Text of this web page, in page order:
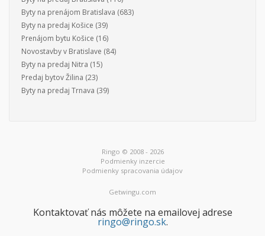
Byty na prenájom Bratislava (683)
Byty na predaj Košice (39)
Prenájom bytu Košice (16)
Novostavby v Bratislave (84)
Byty na predaj Nitra (15)
Predaj bytov Žilina (23)
Byty na predaj Trnava (39)
Ringo © 2008 - 2026
Podmienky inzercie
Podmienky spracovania údajov
Getwingu.com
Kontaktovať nás môžete na emailovej adrese
ringo@ringo.sk.